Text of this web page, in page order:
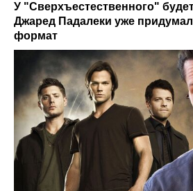
У "Сверхъестественного"
Джаред Падалеки уже
формат